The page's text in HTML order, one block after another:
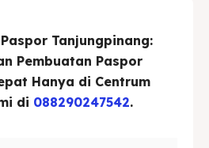
Tanjungpinang:
Pembuatan Paspor
Hanya di Centrum
di 088290247542.